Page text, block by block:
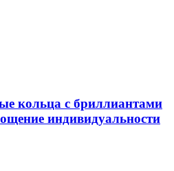
кольца с бриллиантами
индивидуальности